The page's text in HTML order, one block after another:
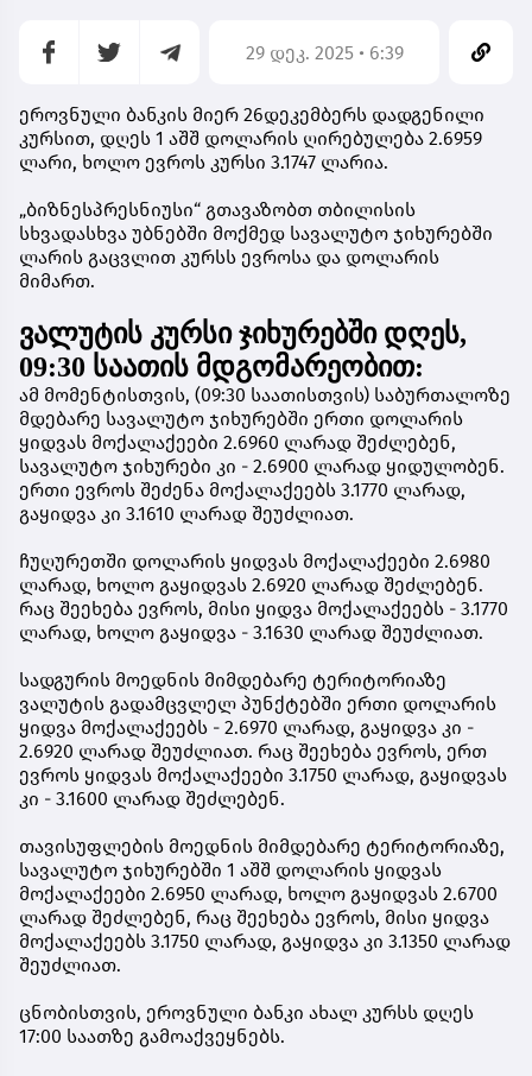
29 დეკ. 2025 • 6:39
ეროვნული ბანკის მიერ 26დეკემბერს დადგენილი
კურსით, დღეს 1 აშშ დოლარის ღირებულება 2.6959
ლარი, ხოლო ევროს კურსი 3.1747 ლარია.
„ბიზნესპრესნიუსი“ გთავაზობთ თბილისის
სხვადასხვა უბნებში მოქმედ სავალუტო ჯიხურებში
ლარის გაცვლით კურსს ევროსა და დოლარის
მიმართ.
ვალუტის კურსი ჯიხურებში დღეს,
09:30 საათის მდგომარეობით:
ამ მომენტისთვის, (09:30 საათისთვის) საბურთალოზე
მდებარე სავალუტო ჯიხურებში ერთი დოლარის
ყიდვას მოქალაქეები 2.6960 ლარად შეძლებენ,
სავალუტო ჯიხურები კი - 2.6900 ლარად ყიდულობენ.
ერთი ევროს შეძენა მოქალაქეებს 3.1770 ლარად,
გაყიდვა კი 3.1610 ლარად შეუძლიათ.
ჩუღურეთში დოლარის ყიდვას მოქალაქეები 2.6980
ლარად, ხოლო გაყიდვას 2.6920 ლარად შეძლებენ.
რაც შეეხება ევროს, მისი ყიდვა მოქალაქეებს - 3.1770
ლარად, ხოლო გაყიდვა - 3.1630 ლარად შეუძლიათ.
სადგურის მოედნის მიმდებარე ტერიტორიაზე
ვალუტის გადამცვლელ პუნქტებში ერთი დოლარის
ყიდვა მოქალაქეებს - 2.6970 ლარად, გაყიდვა კი -
2.6920 ლარად შეუძლიათ. რაც შეეხება ევროს, ერთ
ევროს ყიდვას მოქალაქეები 3.1750 ლარად, გაყიდვას
კი - 3.1600 ლარად შეძლებენ.
თავისუფლების მოედნის მიმდებარე ტერიტორიაზე,
სავალუტო ჯიხურებში 1 აშშ დოლარის ყიდვას
მოქალაქეები 2.6950 ლარად, ხოლო გაყიდვას 2.6700
ლარად შეძლებენ, რაც შეეხება ევროს, მისი ყიდვა
მოქალაქეებს 3.1750 ლარად, გაყიდვა კი 3.1350 ლარად
შეუძლიათ.
ცნობისთვის, ეროვნული ბანკი ახალ კურსს დღეს
17:00 საათზე გამოაქვეყნებს.